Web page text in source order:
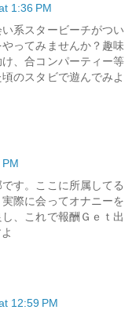
1:36 PM
系スタービーチがつい
ってみませんか？趣味
、合コンパーティー等
のスタビで遊んでみよ
す。ここに所属してる
際に会ってオナニーを
、これで報酬Ｇｅｔ出
12:59 PM